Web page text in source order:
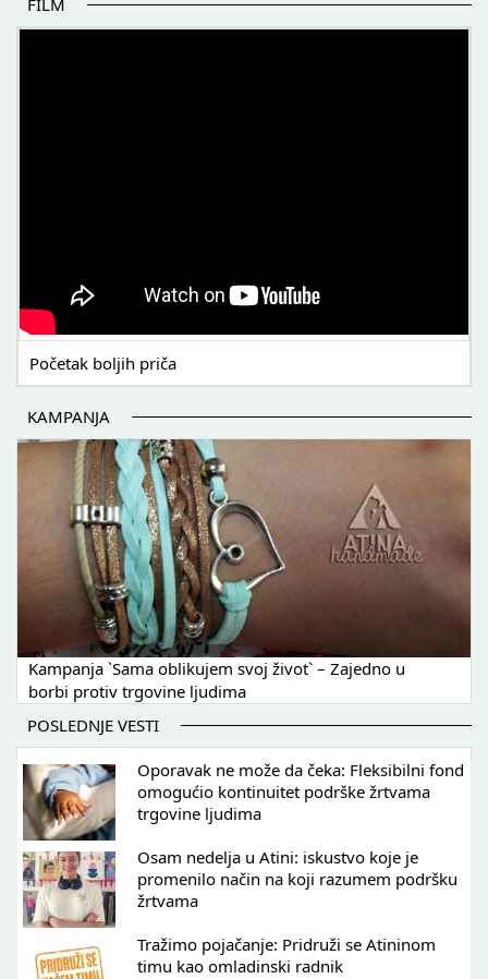
Početak boljih priča
KAMPANJA
Kampanja `Sama oblikujem svoj život` – Zajedno u
borbi protiv trgovine ljudima
POSLEDNJE VESTI
Oporavak ne može da čeka: Fleksibilni fond
omogućio kontinuitet podrške žrtvama
trgovine ljudima
Osam nedelja u Atini: iskustvo koje je
promenilo način na koji razumem podršku
žrtvama
Tražimo pojačanje: Pridruži se Atininom
timu kao omladinski radnik